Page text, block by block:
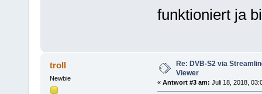
funktioniert ja
troll
Newbie
Re: DVB-S2 via
Viewer
« Antwort #3 am: Juli 18, 2018,